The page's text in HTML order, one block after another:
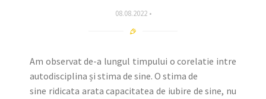
08.08.2022
Am observat de-a lungul timpului o corelatie intre
autodisciplina și stima de sine. O stima de
sine ridicata arata capacitatea de iubire de sine, nu